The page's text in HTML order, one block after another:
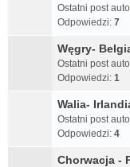
Ostatni post
Odpowiedzi: 7
Węgry-
Ostatni post
Odpowiedzi: 1
Walia-
Ostatni post
Odpowiedzi: 4
Chorwacja -